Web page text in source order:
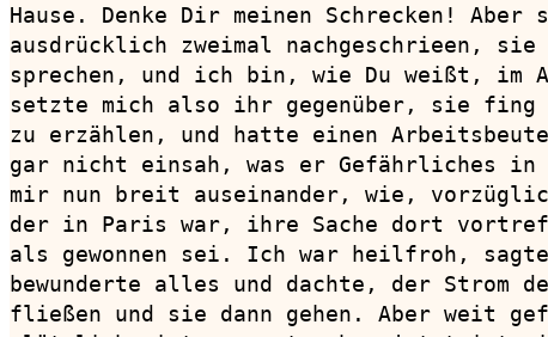
Hause. Denke Dir meinen Schrecken! Aber
ausdrücklich zweimal nachgeschrieen,
sprechen, und ich bin, wie Du weißt, im
setzte mich also ihr gegenüber, sie
zu erzählen, und hatte einen
gar nicht einsah, was er Gefährliches
mir nun breit auseinander, wie,
der in Paris war, ihre Sache dort
als gewonnen sei. Ich war heilfroh,
bewunderte alles und dachte, der Strom
fließen und sie dann gehen. Aber weit